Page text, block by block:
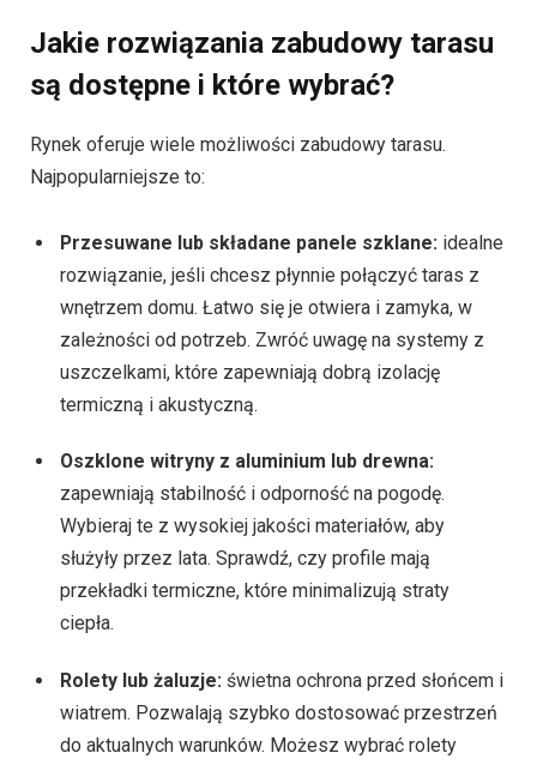
Jakie rozwiązania zabudowy tarasu
są dostępne i które wybrać?
Rynek oferuje wiele możliwości zabudowy tarasu.
Najpopularniejsze to:
Przesuwane lub składane panele szklane: idealne
rozwiązanie, jeśli chcesz płynnie połączyć taras z
wnętrzem domu. Łatwo się je otwiera i zamyka, w
zależności od potrzeb. Zwróć uwagę na systemy z
uszczelkami, które zapewniają dobrą izolację
termiczną i akustyczną.
Oszklone witryny z aluminium lub drewna:
zapewniają stabilność i odporność na pogodę.
Wybieraj te z wysokiej jakości materiałów, aby
służyły przez lata. Sprawdź, czy profile mają
przekładki termiczne, które minimalizują straty
ciepła.
Rolety lub żaluzje: świetna ochrona przed słońcem i
wiatrem. Pozwalają szybko dostosować przestrzeń
do aktualnych warunków. Możesz wybrać rolety